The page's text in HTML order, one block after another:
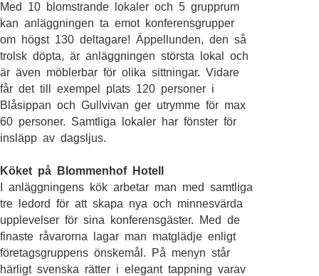
Med 10 blomstrande lokaler och 5 grupprum
kan anläggningen ta emot konferensgrupper
om högst 130 deltagare! Äppellunden, den så
trolsk döpta, är anläggningen största lokal och
är även möblerbar för olika sittningar. Vidare
får det till exempel plats 120 personer i
Blåsippan och Gullvivan ger utrymme för max
60 personer. Samtliga lokaler har fönster för
insläpp av dagsljus.
Köket på Blommenhof Hotell
I anläggningens kök arbetar man med samtliga
tre ledord för att skapa nya och minnesvärda
upplevelser för sina konferensgäster. Med de
finaste råvarorna lagar man matglädje enligt
företagsgruppens önskemål. På menyn står
härligt svenska rätter i elegant tappning varav